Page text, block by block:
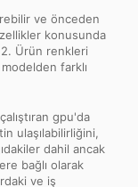
ve önceden
konusunda
Ürün renkleri
farklı
gpu'da
ulaşılabilirliğini,
dahil ancak
bağlı olarak
ve iş